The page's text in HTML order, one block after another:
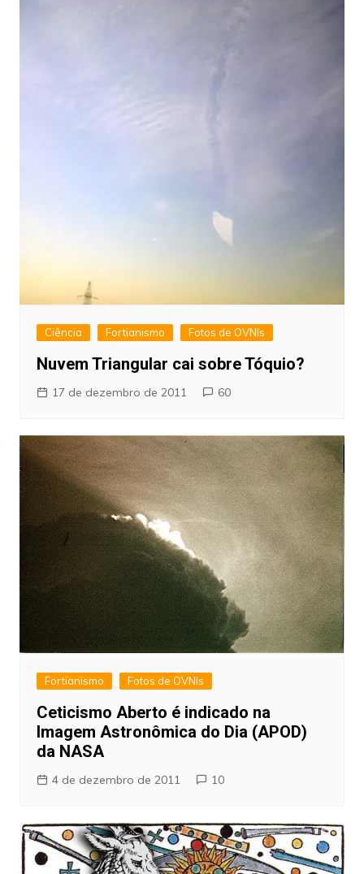
Ciência Fortianismo Fotos de OVNIs
Nuvem Triangular cai sobre Tóquio?
17 de dezembro de 2011 60
Fortianismo Fotos de OVNIs
Ceticismo Aberto é indicado na
Imagem Astronômica do Dia (APOD)
da NASA
4 de dezembro de 2011 10